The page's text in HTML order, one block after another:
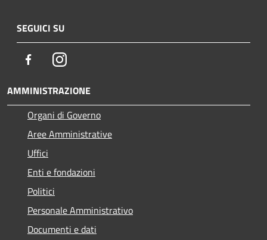
SEGUICI SU
FacebookInstagram
AMMINISTRAZIONE
Organi di Governo
Aree Amministrative
Uffici
Enti e fondazioni
Politici
Personale Amministrativo
Documenti e dati